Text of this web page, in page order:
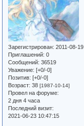
Зарегистрирован: 2011-08-19
Приглашений: 0
Сообщений: 36519
Уважение: [+0/-0]
Позитив: [+0/-0]
Возраст: 38[1987-10-14]
Провел на форуме:
2 дня 4 часа
Последний визит:
2021-06-23 10:47:15